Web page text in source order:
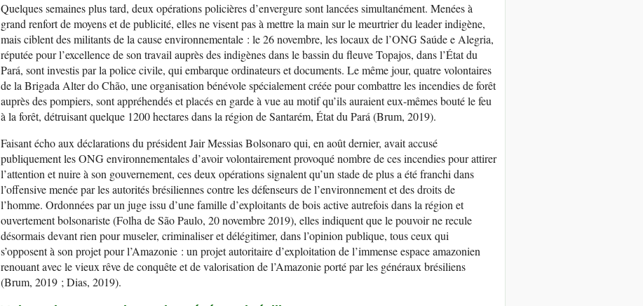
Quelques semaines plus tard, deux opérations policières d’envergure sont lancées simultanément. Menées à
grand renfort de moyens et de publicité, elles ne visent pas à mettre la main sur le meurtrier du leader indigène,
mais ciblent des militants de la cause environnementale : le 26 novembre, les locaux de l’ONG Saúde e Alegria,
réputée pour l’excellence de son travail auprès des indigènes dans le bassin du fleuve Topajos, dans l’État du
Pará, sont investis par la police civile, qui embarque ordinateurs et documents. Le même jour, quatre volontaires
de la Brigada Alter do Chão, une organisation bénévole spécialement créée pour combattre les incendies de forêt
auprès des pompiers, sont appréhendés et placés en garde à vue au motif qu’ils auraient eux-mêmes bouté le feu
à la forêt, détruisant quelque 1200 hectares dans la région de Santarém, État du Pará (Brum, 2019).
Faisant écho aux déclarations du président Jair Messias Bolsonaro qui, en août dernier, avait accusé
publiquement les ONG environnementales d’avoir volontairement provoqué nombre de ces incendies pour attirer
l’attention et nuire à son gouvernement, ces deux opérations signalent qu’un stade de plus a été franchi dans
l’offensive menée par les autorités brésiliennes contre les défenseurs de l’environnement et des droits de
l’homme. Ordonnées par un juge issu d’une famille d’exploitants de bois active autrefois dans la région et
ouvertement bolsonariste (Folha de São Paulo, 20 novembre 2019), elles indiquent que le pouvoir ne recule
désormais devant rien pour museler, criminaliser et délégitimer, dans l’opinion publique, tous ceux qui
s’opposent à son projet pour l’Amazonie : un projet autoritaire d’exploitation de l’immense espace amazonien
renouant avec le vieux rêve de conquête et de valorisation de l’Amazonie porté par les généraux brésiliens
(Brum, 2019 ; Dias, 2019).